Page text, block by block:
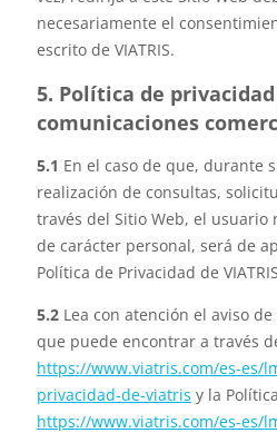
necesariamente el
escrito de VIATRIS.
5. Política de
comunicaciones
5.1 En el caso de que, durante
realización de consultas,
través del Sitio Web, el usuario
de carácter personal, será de
Política de Privacidad de
5.2 Lea con atención el aviso
que puede encontrar a través
https://www.viatris.com/es-es/
privacidad-de-viatris y la
https://www.viatris.com/es-es/